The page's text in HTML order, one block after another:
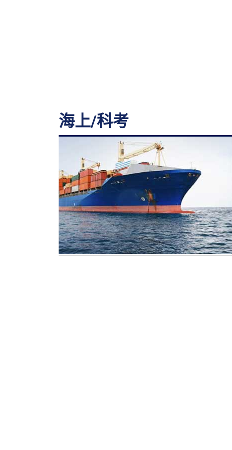
海上/科考